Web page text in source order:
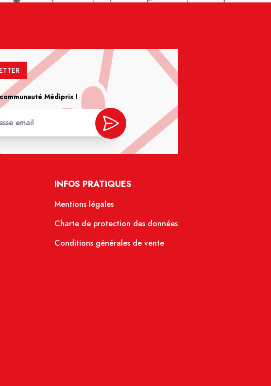
Médiprix !
INFOS PRATIQUES
Mentions légales
Charte de protection des données
Conditions générales de vente